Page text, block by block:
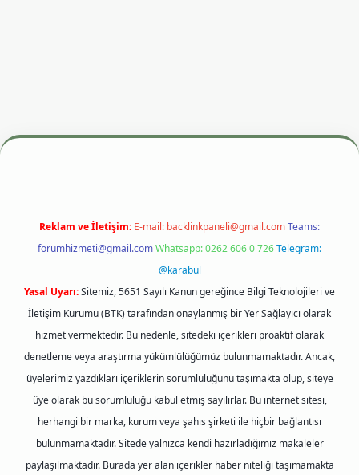
betexper.xyzm elexbet
Reklam ve İletişim: E-mail: backlinkpaneli@gmail.comTeams:
forumhizmeti@gmail.comWhatsapp: 0262 606 0 726Telegram:
@karabul
Yasal Uyarı:Sitemiz, 5651 Sayılı Kanun gereğince Bilgi Teknolojileri ve
İletişim Kurumu (BTK) tarafından onaylanmış bir Yer Sağlayıcı olarak
hizmet vermektedir. Bu nedenle, sitedeki içerikleri proaktif olarak
denetleme veya araştırma yükümlülüğümüz bulunmamaktadır. Ancak,
üyelerimiz yazdıkları içeriklerin sorumluluğunu taşımakta olup, siteye
üye olarak bu sorumluluğu kabul etmiş sayılırlar. Bu internet sitesi,
herhangi bir marka, kurum veya şahıs şirketi ile hiçbir bağlantısı
bulunmamaktadır. Sitede yalnızca kendi hazırladığımız makaleler
paylaşılmaktadır. Burada yer alan içerikler haber niteliği taşımamakta